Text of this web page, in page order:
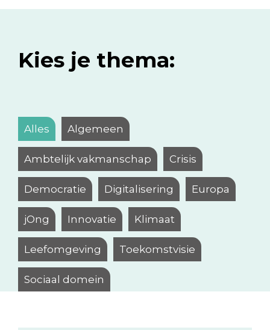
Kies je thema:
Alles Algemeen
Ambtelijk vakmanschap Crisis
Democratie Digitalisering Europa
jOng Innovatie Klimaat
Leefomgeving Toekomstvisie
Sociaal domein